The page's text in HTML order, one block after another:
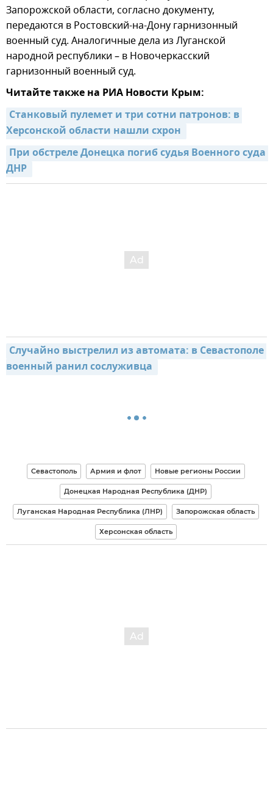
Запорожской области, согласно документу,
передаются в Ростовский-на-Дону гарнизонный
военный суд. Аналогичные дела из Луганской
народной республики – в Новочеркасский
гарнизонный военный суд.
Читайте также на РИА Новости Крым:
Станковый пулемет и три сотни патронов: в
Херсонской области нашли схрон
При обстреле Донецка погиб судья Военного суда
ДНР
Случайно выстрелил из автомата: в Севастополе
военный ранил сослуживца
Севастополь Армия и флот Новые регионы России
Донецкая Народная Республика (ДНР)
Луганская Народная Республика (ЛНР) Запорожская область
Херсонская область